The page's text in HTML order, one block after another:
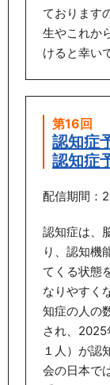
ております
生やこれか
けると幸い
第16回
認知症
認知症
配信期間：
認知症は、
り、認知機
てくる状態
なりやすく
知症の人の
され、
１人）が認
会の日本で